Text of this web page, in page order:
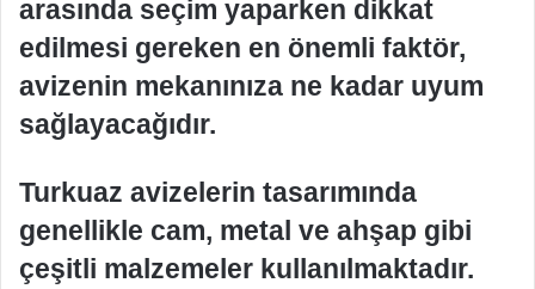
arasında seçim yaparken dikkat
edilmesi gereken en önemli faktör,
avizenin mekanınıza ne kadar uyum
sağlayacağıdır.
Turkuaz avizelerin tasarımında
genellikle cam, metal ve ahşap gibi
çeşitli malzemeler kullanılmaktadır.